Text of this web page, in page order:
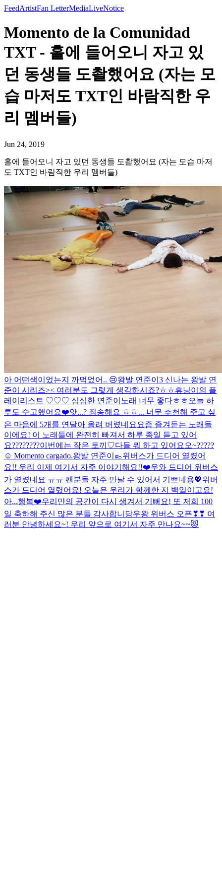
FeedArtistFan LetterMediaLiveNotice
Momento de la Comunidad
TXT - 홀에 들어오니 자고 있
던 동생들 도촬했어요 (자는 모
습 마저도 TXT인 바람직한 우
리 멤버들)
Jun 24, 2019
홀에 들어오니 자고 있던 동생들 도촬했어요 (자는 모습 마저
도 TXT인 바람직한 우리 멤버들)
아 어떤색이었는지 까먹었어.. 😢왕발 연준이3 신나는 왕발 연
준이 시리즈>< 여러분도 그렇게 생각하시죠?ㅎㅎ휴닝이의 플
레이리스트 ♡♡♡ 심심한 연준이 노래 너무 좋다ㅎㅎ 오늘 하
루도 수고했어요❤️앗...? 죄송해요 ㅎㅎ... 너무 추천해 주고 싶
은 마음에 5개를 연달아 올려 버렸네요 요즘 즐겨듣는 노래들
이에요! 이 노래들에 완전히 빠져서 하루 종일 듣고 있어
요????????이번에는 작은 토끼♡다들 뭐 하고 있어요오~?????
☺️ Momento cargado.왕발 연준이👞위버스가 드디어 열렸어
요!! 우리 이제 여기서 자주 이야기해요!!❤️우와 드디어 위버스
가 열렸네요 ㅠㅠ 팬분들 자주 만날 수 있어서 기쁘네용💖위버
스가 드디어 열렸어요! 오늘은 우리가 함께한 지 백일이고요!
아...행복❤️우리만의 공간이 다시 생겨서 기뻐요! 또 저희 100
일 축하해 주신 많은 분들 감사합니당우왕 위버스 오픈❣❣ 여
러분 안녕하세요~! 우리 앞으로 여기서 자주 만나요~~😻